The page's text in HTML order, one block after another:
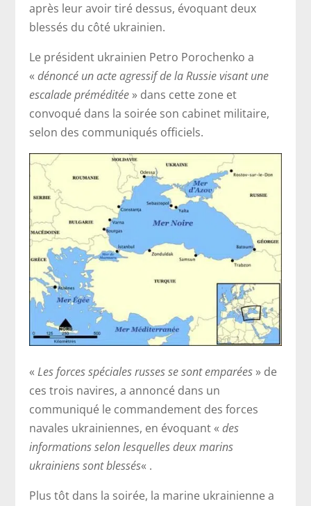
après leur avoir tiré dessus, évoquant deux
blessés du côté ukrainien.
Le président ukrainien Petro Porochenko a
«dénoncé un acte agressif de la Russie visant une
escalade préméditée » dans cette zone et
convoqué dans la soirée son cabinet militaire,
selon des communiqués officiels.
«Les forces spéciales russes se sont emparées » de
ces trois navires, a annoncé dans un
communiqué le commandement des forces
navales ukrainiennes, en évoquant «des
informations selon lesquelles deux marins
ukrainiens sont blessés« .
Plus tôt dans la soirée, la marine ukrainienne a